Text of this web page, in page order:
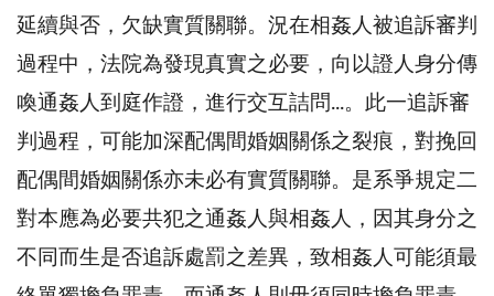
延續與否，欠缺實質關聯。況在相姦人被追訴審判
過程中，法院為發現真實之必要，向以證人身分傳
喚通姦人到庭作證，進行交互詰問...。此一追訴審
判過程，可能加深配偶間婚姻關係之裂痕，對挽回
配偶間婚姻關係亦未必有實質關聯。是系爭規定二
對本應為必要共犯之通姦人與相姦人，因其身分之
不同而生是否追訴處罰之差異，致相姦人可能須最